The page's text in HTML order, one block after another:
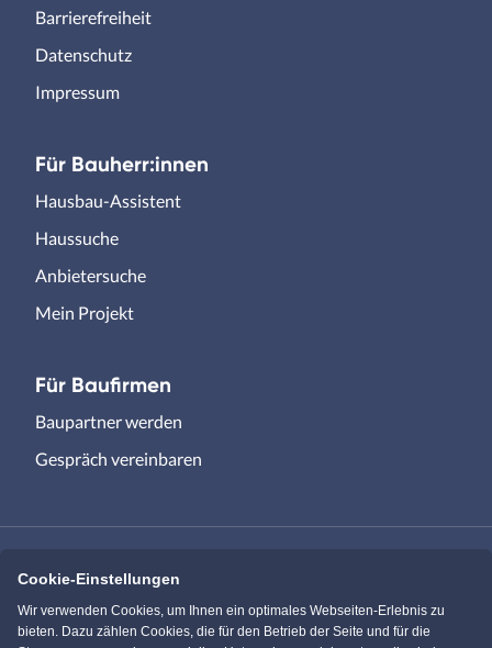
Barrierefreiheit
Datenschutz
Impressum
Für Bauherr:innen
Hausbau-Assistent
Haussuche
Anbietersuche
Mein Projekt
Für Baufirmen
Baupartner werden
Gespräch vereinbaren
Immowelt.de Bauen.de
Cookie-Einstellungen
Wir verwenden Cookies, um Ihnen ein optimales Webseiten-Erlebnis zu
bieten. Dazu zählen Cookies, die für den Betrieb der Seite und für die